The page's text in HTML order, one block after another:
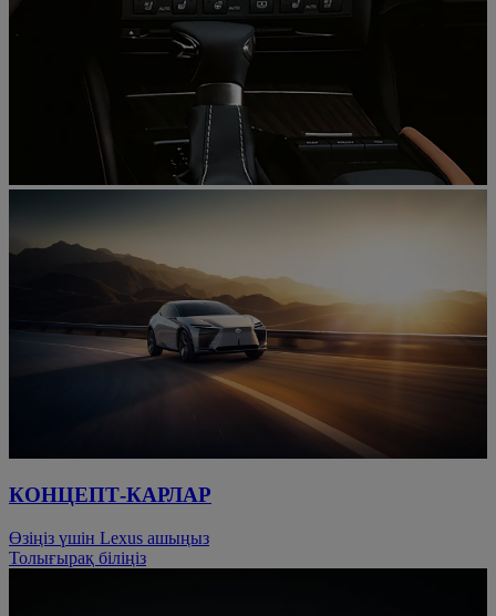
КОНЦЕПТ-КАРЛАР
Өзіңіз үшін Lexus ашыңыз
Толығырақ біліңіз